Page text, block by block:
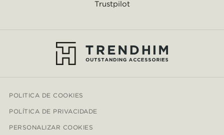
Trustpilot
POLITICA DE COOKIES
POLÍTICA DE PRIVACIDADE
PERSONALIZAR COOKIES